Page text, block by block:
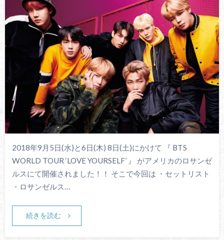
2018年9月5日(水)と6日(木) 8日(土)にかけて 『 BTS
WORLD TOUR ‘LOVE YOURSELF’ 』 がアメリカのロサンゼ
ルスにて開催されました！！ そこで今回は ・セットリスト
・ロサンゼルス…
続きを読む